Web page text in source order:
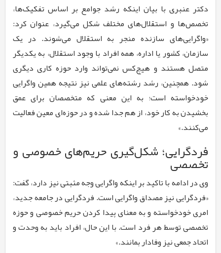
دکتر عنبری با بیان اینکه رشد جوامع بر اساس تفکیک‌ها،
تخصص‌ها و استقلال‌های مختلف شکل می‌گیرد، عنوان کرد:
«واگرایی‌های سازنده منجر به استقلال می‌شوند. در یک
سازمان، کشور یا اداره، همه افراد با وجود استقلال، به یکدیگر
متصل هستند و هیچ‌کس نمی‌تواند وارد حوزه کاری دیگری
شود. همچنین، رشد رشته‌های علمی نیز نتیجه همین واگرایی
خودخواسته است؛ به این معنی که متخصصان برای عمق
بخشیدن به کار خود، از هم جدا شده و در حوزه‌ای معین فعالیت
می‌کنند.»
فردگرایی؛ شکل‌گیری حریم‌های خصوصی و
تخصصی
وی در ادامه با تاکید بر اینکه واگرایی وجه مثبتی نیز دارد، گفت:
«فردگرایی نیز مصداق واگرایی است. فردگرایی در جامعه جدید،
امری خودخواسته و به معنای پیدا کردن حریم خصوصی و حوزه
تخصصی توسط هر فرد است. با این حال، افراد باید به وحدت و
اتحاد جمعی نیز وفادار بمانند.»